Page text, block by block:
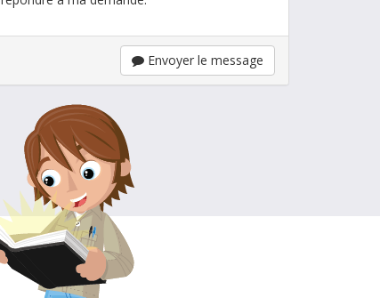
Envoyer le message